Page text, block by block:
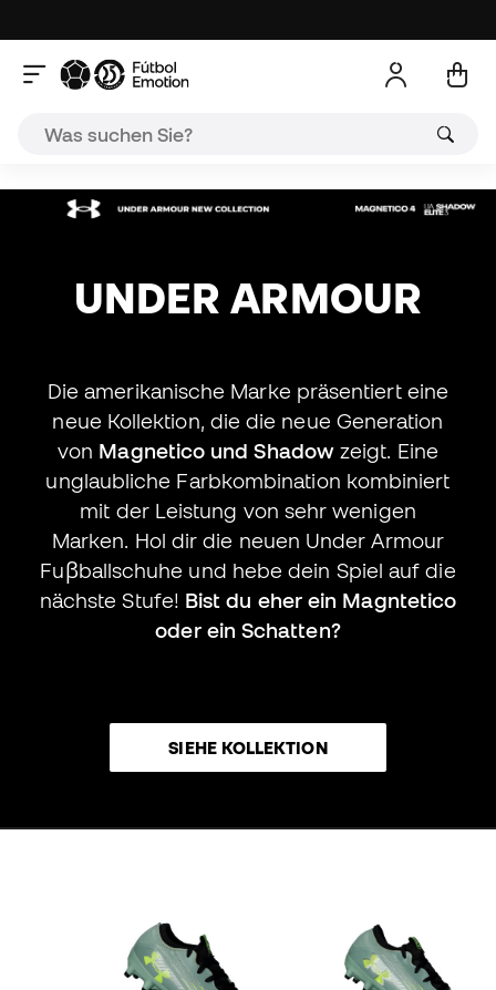
UNDER ARMOUR
Die amerikanische Marke präsentiert eine
neue Kollektion, die die neue Generation
von Magnetico und Shadowzeigt. Eine
unglaubliche Farbkombination kombiniert
mit der Leistung von sehr wenigen
Marken. Hol dir die neuen Under Armour
Fuβballschuhe und hebe dein Spiel auf die
nächste Stufe! Bist du eher ein Magntetico
oder ein Schatten?
SIEHE KOLLEKTION